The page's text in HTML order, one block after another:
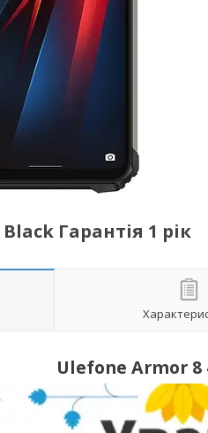
Гарантія 1 рік
Ulefone Armor 8